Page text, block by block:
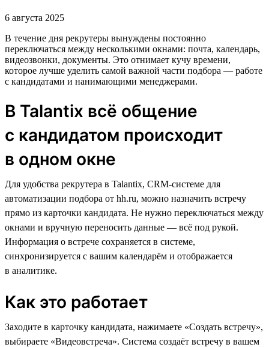
6 августа 2025
В течение дня рекрутеры вынуждены постоянно
переключаться между несколькими окнами: почта, календарь,
видеозвонки, документы. Это отнимает кучу времени,
которое лучше уделить самой важной части подбора — работе
с кандидатами и нанимающими менеджерами.
В Talantix всё общение
с кандидатом происходит
в одном окне
Для удобства рекрутера в Talantix, CRM-cистеме для
автоматизации подбора от hh.ru, можно назначить встречу
прямо из карточки кандидата. Не нужно переключаться между
окнами и вручную переносить данные — всё под рукой.
Информация о встрече сохраняется в системе,
синхронизируется с вашим календарём и отображается
в аналитике.
Как это работает
Заходите в карточку кандидата, нажимаете «Создать встречу»,
выбираете «Видеовстреча». Система создаёт встречу в вашем